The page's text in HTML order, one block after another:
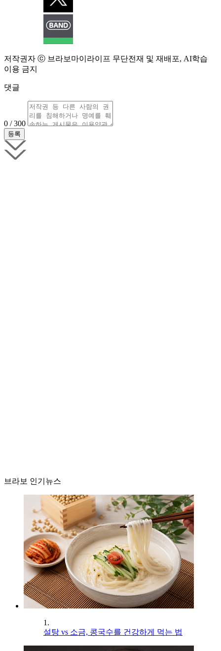
저작권자 ⓒ 브라보마이라이프 무단전재 및 재배포, AI학습
이용 금지
댓글
0 / 300
브라보 인기뉴스
1.
설탕 vs 소금, 콩국수를 건강하게 먹는 법